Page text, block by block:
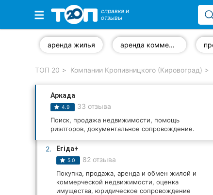
Избранные компании
Стоматологии
Частные клиники
Ветеринарные клиники
Автошколы
справка и
отзывы
аренда жилья аренда коммерческой недвижимости
ТОП 20 Компании Кропивницкого (Кировоград)
Аркада
4.9 33 отзыва
Поиск, продажа недвижимости, помощь
риэлторов, документальное сопровождение.
2. Егіда+
5.0 82 отзыва
Покупка, продажа, аренда и обмен жилой и
коммерческой недвижимости, оценка
имущества, юридическое сопровождение